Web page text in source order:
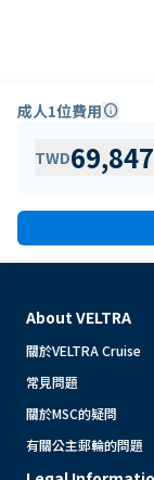
成人1位費用info
TWD
About VELTRA
關於VELTRA Cruise
常見問題
關於MSC的疑問
有關公主郵輪的問題